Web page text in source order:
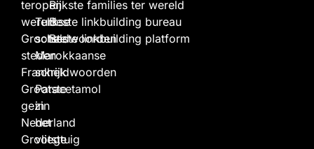
ter
wereld
Grootste
steden
Frankrijk
Grootste
gezin
Nederland
Grootste
open
Turkse
scheldwoorden
Marokkaanse
scheldwoorden
Paracetamol
in
het
vliegtuig
Rijkste families ter wereld
Beste linkbuilding bureau
Beste linkbuilding platform